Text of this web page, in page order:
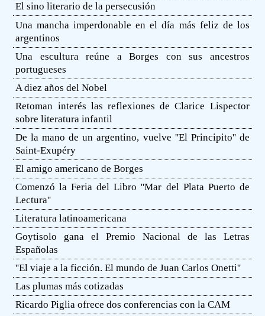
El sino literario de la persecusión
Una mancha imperdonable en el día más feliz de los
argentinos
Una escultura reúne a Borges con sus ancestros
portugueses
A diez años del Nobel
Retoman interés las reflexiones de Clarice Lispector
sobre literatura infantil
De la mano de un argentino, vuelve ''El Principito'' de
Saint-Exupéry
El amigo americano de Borges
Comenzó la Feria del Libro ''Mar del Plata Puerto de
Lectura''
Literatura latinoamericana
Goytisolo gana el Premio Nacional de las Letras
Españolas
''El viaje a la ficción. El mundo de Juan Carlos Onetti''
Las plumas más cotizadas
Ricardo Piglia ofrece dos conferencias con la CAM